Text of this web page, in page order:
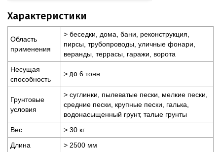
Характеристики
Область
применения
> беседки, дома, бани, реконструкция,
пирсы, трубопроводы, уличные фонари,
веранды, террасы, гаражи, ворота
Несущая
способность
> до 6 тонн
Грунтовые
условия
> суглинки, пылеватые пески, мелкие пески,
средние пески, крупные пески, галька,
водонасыщенный грунт, талые грунты
Вес
> 30 кг
Длина
> 2500 мм